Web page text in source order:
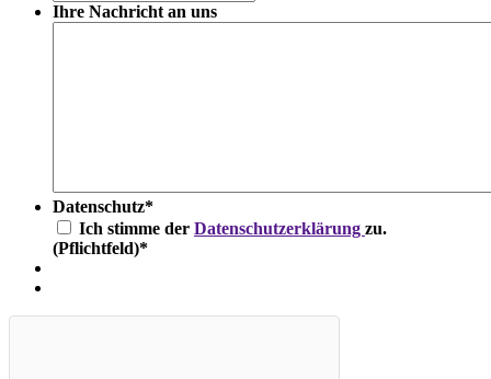
Ihre Nachricht an uns
Datenschutz*
Ich stimme der Datenschutzerklärung zu.
(Pflichtfeld)*